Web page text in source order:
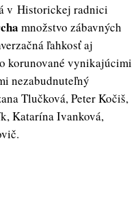
v Historickej radnici
množstvo zábavných
ľahkosť aj
korunované vynikajúcimi
nezabudnuteľný
Tlučková, Peter Kočiš,
Katarína Ivanková,